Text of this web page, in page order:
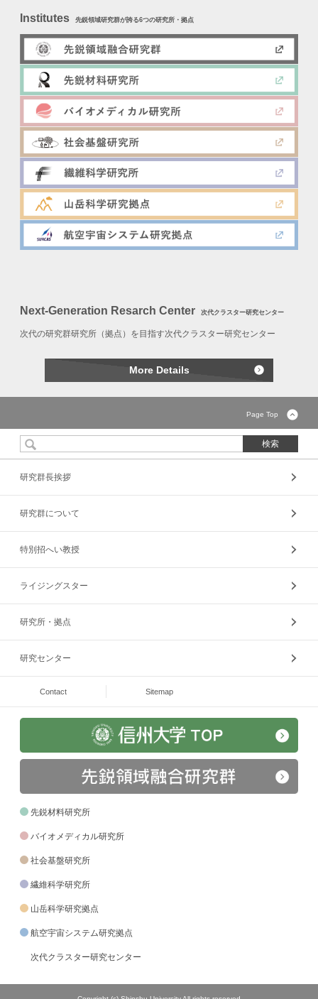
Institutes 先鋭領域研究群が誇る6つの研究所・拠点
Next-Generation Resarch Center 次代クラスター研究センター
次代の研究群研究所（拠点）を目指す次代クラスター研究センター
More Details
Page Top
研究群長挨拶
研究群について
特別招へい教授
ライジングスター
研究所・拠点
研究センター
Contact Sitemap
先鋭材料研究所
バイオメディカル研究所
社会基盤研究所
繊維科学研究所
山岳科学研究拠点
航空宇宙システム研究拠点
次代クラスター研究センター